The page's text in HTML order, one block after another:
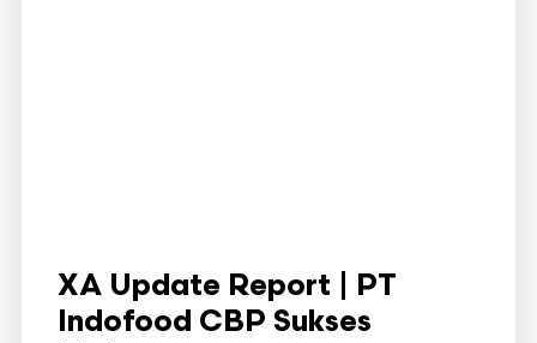
XA Update Report | PT
Indofood CBP Sukses